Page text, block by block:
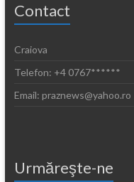
Contact
Craiova
Telefon: +4 0767******
Email: praznews@yahoo.ro
Urmăreşte-ne